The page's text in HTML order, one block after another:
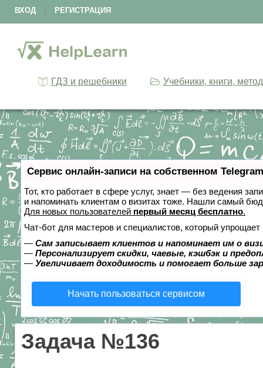
ВХОД РЕГИСТРАЦИЯ
ГДЗ и решебники Учебники, книги,
Сервис онлайн-записи на собственном
Тот, кто работает в сфере услуг, знает — без ведения
и напоминать клиентам о визитах тоже. Нашли самый
Для новых пользователей первый месяц бесплатно.
Чат-бот для мастеров и специалистов, который упрощает
— Сам записывает клиентов и напоминает им о
— Персонализирует скидки, чаевые, кэшбэк и
— Увеличивает доходимость и помогает больше
Начать пользоваться сервисом
Задача №136